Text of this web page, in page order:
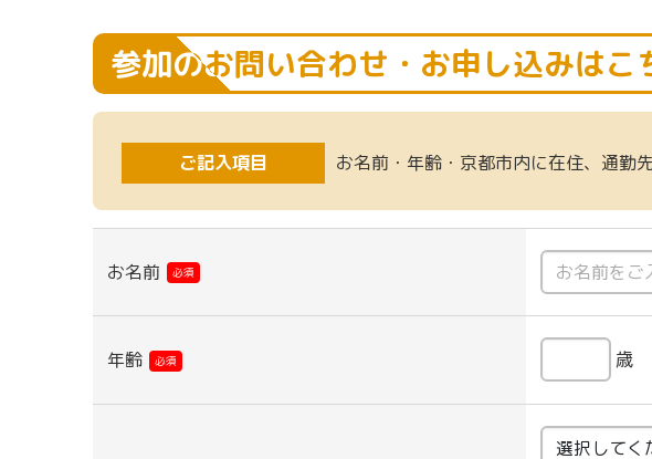
参加のお問い合わせ・お申し込みはこ
ご記入項目 お名前・年齢・京都市内に在住、通勤
お名前 必須
年齢 必須 歳